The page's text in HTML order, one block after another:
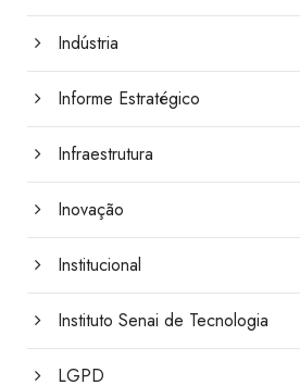
Indústria
Informe Estratégico
Infraestrutura
Inovação
Institucional
Instituto Senai de Tecnologia
LGPD